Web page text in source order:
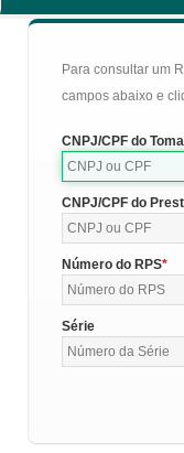
Para consultar um
campos abaixo e
CNPJ/CPF do
CNPJ/CPF do
Número do RPS
Série